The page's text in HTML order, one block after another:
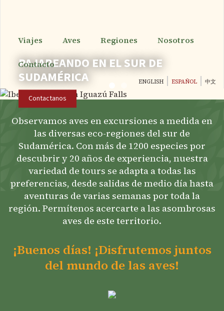
principal
Viajes Aves Regiones Nosotros
Contacto
ENGLISH ESPAÑOL 中文
PAJAREANDO EN EL SUR DE
SUDAMÉRICA
Contactanos
Observamos aves en excursiones a medida en
las diversas eco-regiones del sur de
Sudamérica. Con más de 1200 especies por
descubrir y 20 años de experiencia, nuestra
variedad de tours se adapta a todas las
preferencias, desde salidas de medio día hasta
aventuras de varias semanas por toda la
región. Permítenos acercarte a las asombrosas
aves de este territorio.
¡Buenos días! ¡Disfrutemos juntos
del mundo de las aves!